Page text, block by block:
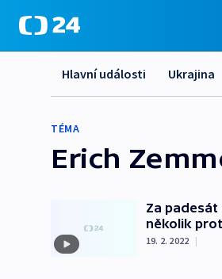
Hlavní události Ukrajina
TÉMA
Erich
Za
několik
19. 2. 2022 |